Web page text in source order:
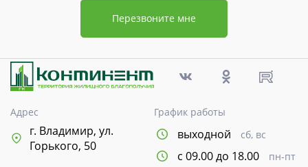
Перезвоните мне
Адрес
г. Владимир, ул.
Горького, 50
График работы
выходной сб, вс
с 09.00 до 18.00 пн-пт